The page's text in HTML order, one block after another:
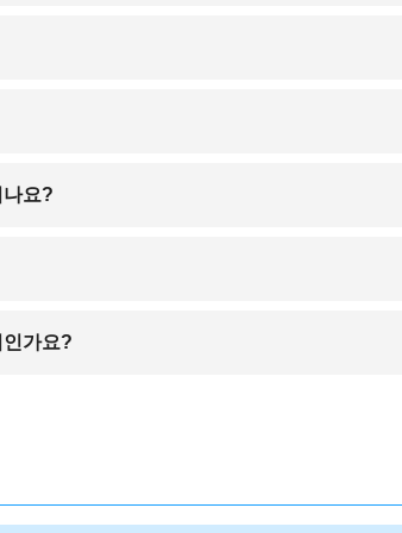
정기 페리가 운행되고 있어 당일치기 섬 여행이 매
과 쇼핑 시설도 밀집해 있어 여행자에게 가장 인기
온몰 다카마쓰 등 쇼핑과 먹거리를 동시에 즐길 수
요?
유자 가공식품 등이 인기 있는 지역 특산품입니다.
시는 분들도 편안하게 관광을 즐기실 수 있습니다
가요?